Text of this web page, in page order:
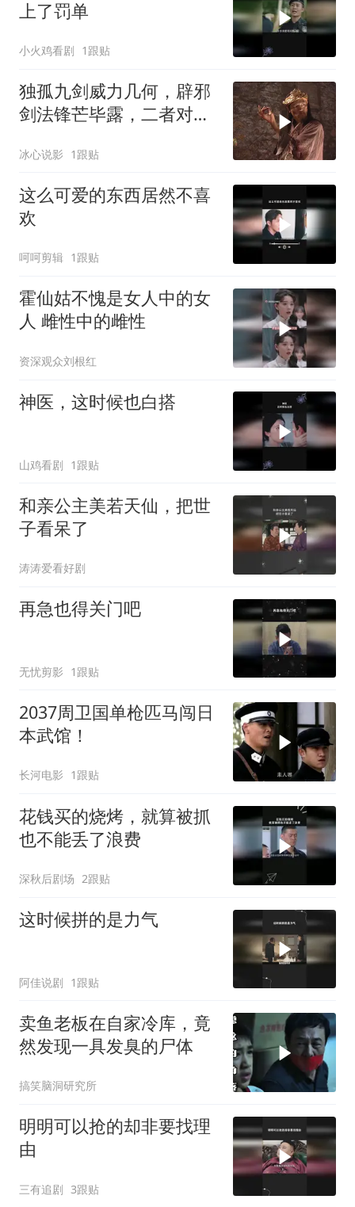
上了罚单
小火鸡看剧 1跟贴
独孤九剑威力几何，辟邪
剑法锋芒毕露，二者对决
冰心说影 1跟贴
这么可爱的东西居然不喜
欢
呵呵剪辑 1跟贴
霍仙姑不愧是女人中的女
人 雌性中的雌性
资深观众刘根红
神医，这时候也白搭
山鸡看剧 1跟贴
和亲公主美若天仙，把世
子看呆了
涛涛爱看好剧
再急也得关门吧
无忧剪影 1跟贴
2037周卫国单枪匹马闯日
本武馆！
长河电影 1跟贴
花钱买的烧烤，就算被抓
也不能丢了浪费
深秋后剧场 2跟贴
这时候拼的是力气
阿佳说剧 1跟贴
卖鱼老板在自家冷库，竟
然发现一具发臭的尸体
搞笑脑洞研究所
明明可以抢的却非要找理
由
三有追剧 3跟贴